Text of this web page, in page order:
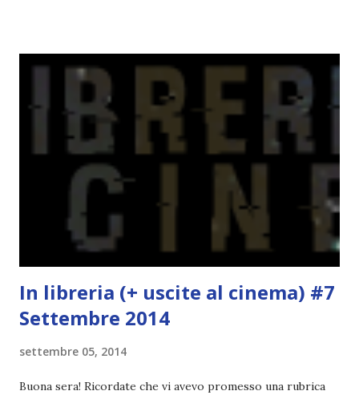
potete capire le mie aspettative! Innanzitutto, se la Gier o
probabilmente lo avrei apprezzato molto di più. Red è
molto introduttivo, nel senso che in trecento pagine non
succede un bel niente. E non ha nemmeno un finale ._.
finisce esattamente nel bel mezzo della storia (anzi, quale
"mezzo" della storia? Questa storia ha praticamente solo
In libreria (+ uscite al cinema) #7
Settembre 2014
settembre 05, 2014
Buona sera! Ricordate che vi avevo promesso una rubrica